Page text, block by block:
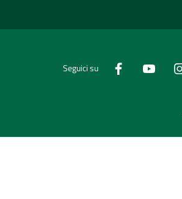
Seguici su